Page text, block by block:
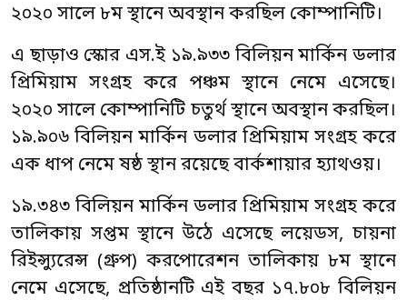
২০২০ সালে ৮ম স্থানে অবস্থান করছিল কোম্পানিটি।
এ ছাড়াও স্কোর এস.ই ১৯.৯৩৩ বিলিয়ন মার্কিন ডলার
প্রিমিয়াম সংগ্রহ করে পঞ্চম স্থানে নেমে এসেছে।
২০২০ সালে কোম্পানিটি চতুর্থ স্থানে অবস্থান করছিল।
১৯.৯০৬ বিলিয়ন মার্কিন ডলার প্রিমিয়াম সংগ্রহ করে
এক ধাপ নেমে ষষ্ঠ স্থান রয়েছে বার্কশায়ার হ্যাথওয়।
১৯.৩৪৩ বিলিয়ন মার্কিন ডলার প্রিমিয়াম সংগ্রহ করে
তালিকায় সপ্তম স্থানে উঠে এসেছে লয়েডস, চায়না
রিইন্স্যুরেন্স (গ্রুপ) করপোরেশন তালিকায় ৮ম স্থানে
নেমে এসেছে, প্রতিষ্ঠানটি এই বছর ১৭.৮০৮ বিলিয়ন